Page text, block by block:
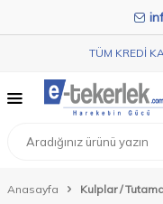
TÜM KREDİ
Anasayfa Kulplar /